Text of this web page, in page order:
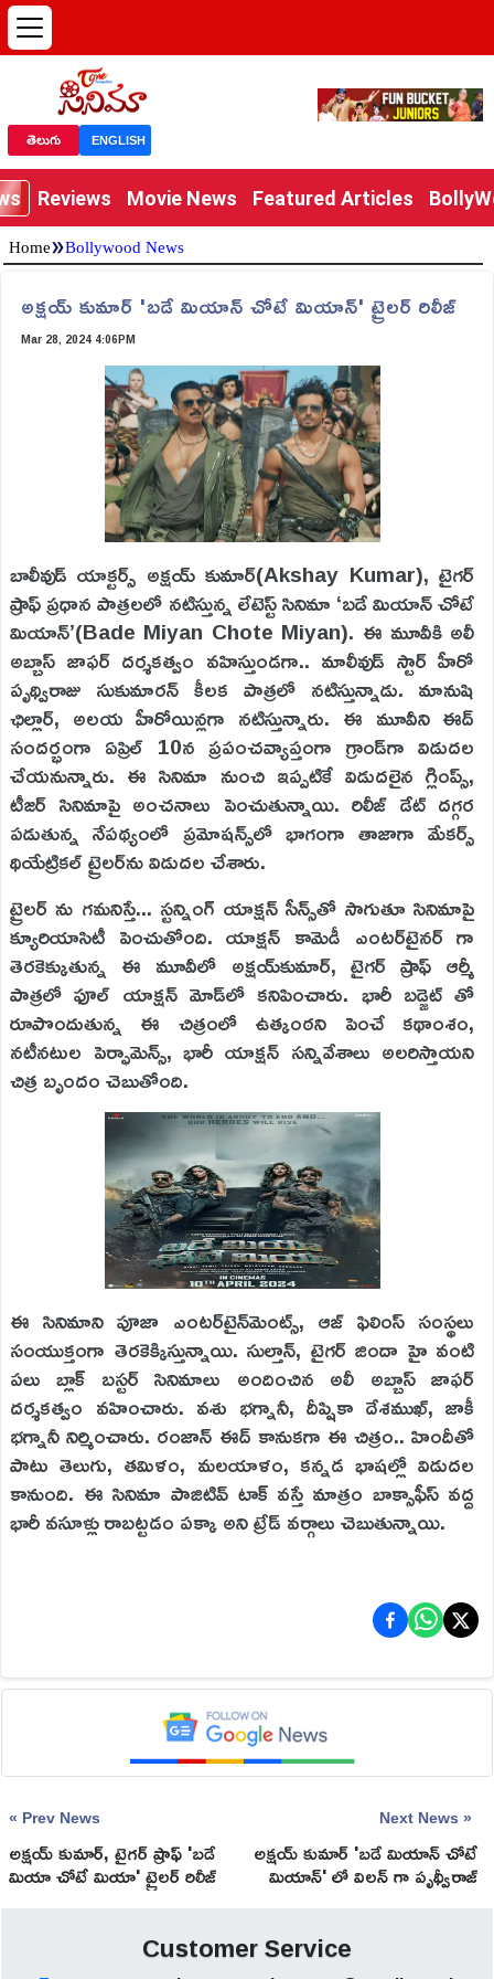
తెలుగు ENGLISH
Reviews Movie News Featured Articles
Home»Bollywood News
అక్షయ్‌ కుమార్ 'బడే మియాన్‌ చోటే మియాన్‌' ట్రైలర్ రిలీజ్
Mar 28, 2024 4:06PM
బాలీవుడ్‌ యాక్టర్స్ అక్షయ్‌ కుమార్‌(Akshay Kumar), టైగర్‌
ష్రాఫ్‌ ప్రధాన పాత్రలలో నటిస్తున్న లేటెస్ట్ సినిమా ‘బడే మియాన్‌ చోటే
మియాన్‌’(Bade Miyan Chote Miyan). ఈ మూవీకి అలీ
అబ్బాస్‌ జాఫర్‌ దర్శకత్వం వహిస్తుండగా.. మాలీవుడ్ స్టార్ హీరో
పృథ్విరాజు సుకుమారన్ కీలక పాత్రలో నటిస్తున్నాడు. మానుషి
ఛిల్లార్‌, అలయ హీరోయిన్లగా నటిస్తున్నారు. ఈ మూవీని ఈద్
సందర్భంగా ఏప్రిల్‌ 10న ప్రపంచవ్యాప్తంగా గ్రాండ్‌గా విడుదల
చేయనున్నారు. ఈ సినిమా నుంచి ఇప్పటికే విడుదలైన గ్లింప్స్‌,
టీజర్ సినిమాపై అంచనాలు పెంచుతున్నాయి. రిలీజ్ డేట్ దగ్గర
పడుతున్న నేపథ్యంలో ప్రమోషన్స్‌లో భాగంగా తాజాగా మేకర్స్‌
థియేట్రికల్ ట్రైలర్‌ను విడుదల చేశారు.
ట్రైలర్ ను గమనిస్తే... స్టన్నింగ్ యాక్షన్‌ సీన్స్‌తో సాగుతూ సినిమాపై
క్యూరియాసిటీ పెంచుతోంది. యాక్షన్‌ కామెడీ ఎంటర్‌టైనర్‌ గా
తెరకెక్కుతున్న ఈ మూవీలో అక్షయ్‌కుమార్‌, టైగర్‌ ష్రాఫ్‌ ఆర్మీ
పాత్రలో ఫూల్ యాక్షన్‌ మోడ్‌లో కనిపించారు. భారీ బడ్జెట్ తో
రూపొందుతున్న ఈ చిత్రంలో ఉత్కంఠని పెంచే కథాంశం,
నటీనటుల పెర్ఫామెన్స్, భారీ యాక్షన్ సన్నివేశాలు అలరిస్తాయని
చిత్ర బృందం చెబుతోంది.
ఈ సినిమాని పూజా ఎంటర్‌టైన్‌మెంట్స్‌, ఆజ్‌ ఫిలింస్‌ సంస్థలు
సంయుక్తంగా తెరకెక్కిస్తున్నాయి. సుల్తాన్, టైగర్ జిందా హై వంటి
పలు బ్లాక్ బస్టర్ సినిమాలు అందించిన అలీ అబ్బాస్ జాఫర్
దర్శకత్వం వహించారు. వశు భగ్నానీ, దీప్షికా దేశముఖ్, జాకీ
భగ్నానీ నిర్మించారు. రంజాన్ ఈద్ కానుకగా ఈ చిత్రం.. హిందీతో
పాటు తెలుగు, తమిళం, మలయాళం, కన్నడ భాషల్లో విడుదల
కానుంది. ఈ సినిమా పాజిటివ్ టాక్ వస్తే మాత్రం బాక్సాఫీస్ వద్ద
భారీ వసూళ్లు రాబట్టడం పక్కా అని ట్రేడ్ వర్గాలు చెబుతున్నాయి.
« Prev News
అక్షయ్ కుమార్, టైగర్ ష్రాఫ్ 'బడే
మియా చోటే మియా' ట్రైలర్ రిలీజ్
Next News »
అక్షయ్ కుమార్ 'బడే మియాన్‌ చోటే
మియాన్' లో విలన్ గా పృథ్వీరాజ్
సుకుమారన్
Customer Service